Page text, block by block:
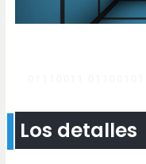
Los detalles